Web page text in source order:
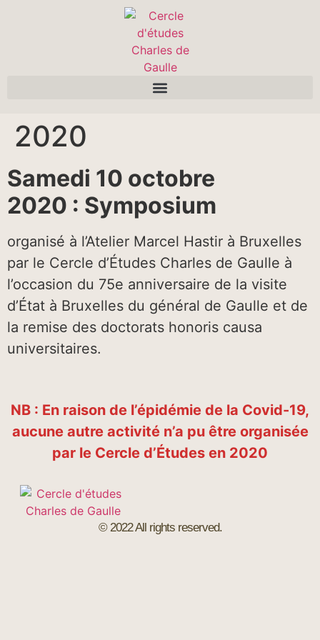
2020
Samedi 10 octobre
2020 : Symposium
organisé à l’Atelier Marcel Hastir à Bruxelles
par le Cercle d’Études Charles de Gaulle à
l’occasion du 75e anniversaire de la visite
d’État à Bruxelles du général de Gaulle et de
la remise des doctorats honoris causa
universitaires.
NB : En raison de l’épidémie de la Covid-19,
aucune autre activité n’a pu être organisée
par le Cercle d’Études en 2020
© 2022 All rights reserved.